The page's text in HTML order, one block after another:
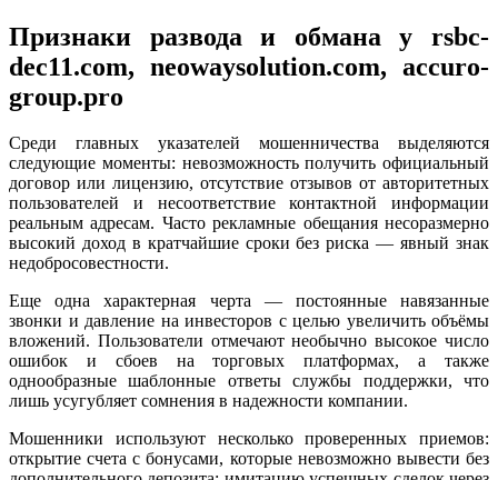
Признаки развода и обмана у rsbc-
dec11.com, neowaysolution.com, accuro-
group.pro
Среди главных указателей мошенничества выделяются
следующие моменты: невозможность получить официальный
договор или лицензию, отсутствие отзывов от авторитетных
пользователей и несоответствие контактной информации
реальным адресам. Часто рекламные обещания несоразмерно
высокий доход в кратчайшие сроки без риска — явный знак
недобросовестности.
Еще одна характерная черта — постоянные навязанные
звонки и давление на инвесторов с целью увеличить объёмы
вложений. Пользователи отмечают необычно высокое число
ошибок и сбоев на торговых платформах, а также
однообразные шаблонные ответы службы поддержки, что
лишь усугубляет сомнения в надежности компании.
Мошенники используют несколько проверенных приемов:
открытие счета с бонусами, которые невозможно вывести без